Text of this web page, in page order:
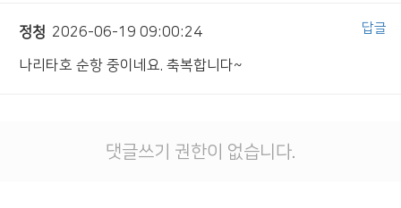
정청 2026-06-19 09:00:24
나리타호 순항 중이네요. 축복합니다~
답글
댓글쓰기 권한이 없습니다.